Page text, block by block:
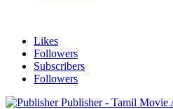
Likes
Followers
Subscribers
Followers
Publisher - Tamil Movie